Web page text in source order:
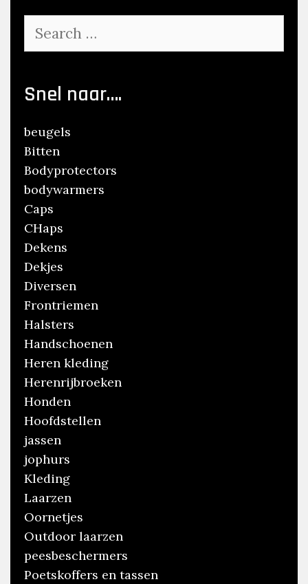
for:
Snel naar….
beugels
Bitten
Bodyprotectors
bodywarmers
Caps
CHaps
Dekens
Dekjes
Diversen
Frontriemen
Halsters
Handschoenen
Heren kleding
Herenrijbroeken
Honden
Hoofdstellen
jassen
jophurs
Kleding
Laarzen
Oornetjes
Outdoor laarzen
peesbeschermers
Poetskoffers en tassen